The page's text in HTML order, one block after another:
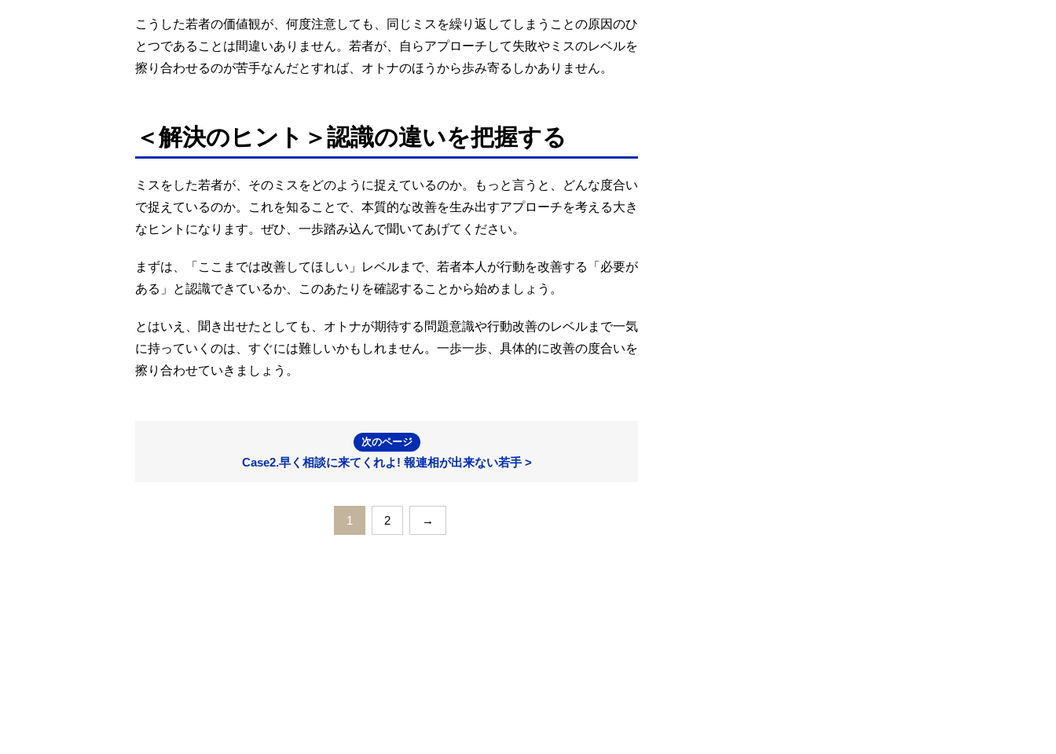
こうした若者の価値観が、何度注意しても、同じミスを繰り返してしまうことの原因のひ
とつであることは間違いありません。若者が、自らアプローチして失敗やミスのレベルを
擦り合わせるのが苦手なんだとすれば、オトナのほうから歩み寄るしかありません。
＜解決のヒント＞認識の違いを把握する
ミスをした若者が、そのミスをどのように捉えているのか。もっと言うと、どんな度合い
で捉えているのか。これを知ることで、本質的な改善を生み出すアプローチを考える大き
なヒントになります。ぜひ、一歩踏み込んで聞いてあげてください。
まずは、「ここまでは改善してほしい」レベルまで、若者本人が行動を改善する「必要が
ある」と認識できているか、このあたりを確認することから始めましょう。
とはいえ、聞き出せたとしても、オトナが期待する問題意識や行動改善のレベルまで一気
に持っていくのは、すぐには難しいかもしれません。一歩一歩、具体的に改善の度合いを
擦り合わせていきましょう。
次のページ
Case2.早く相談に来てくれよ! 報連相が出来ない若手 >
1 2 →